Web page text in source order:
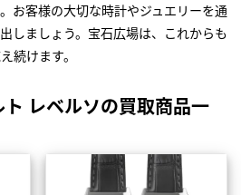
お客様の大切な時計やジュエリーを通
しましょう。宝石広場は、これからも
続けます。
レベルソの買取商品一